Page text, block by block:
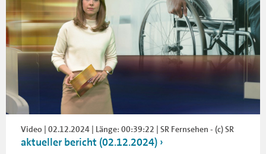
Video | 02.12.2024 | Länge: 00:39:22 | SR Fernsehen - (c) SR
aktueller bericht (02.12.2024)